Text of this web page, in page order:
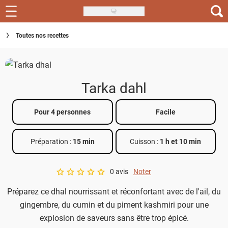
Skip
to
main
Recettes
Inspirations
Menu de la semaine
Actus
Téléchargez l'app Saveurs Recettes
Guide d'achat
Toutes nos recettes
Tarka dahl
Pour 4 personnes Facile
Préparation : 15 min Cuisson : 1 h et 10 min
A star rating of 0 out of 5.
0 avis Noter
Préparez ce dhal nourrissant et réconfortant avec de l'ail, du
gingembre, du cumin et du piment kashmiri pour une
explosion de saveurs sans être trop épicé.